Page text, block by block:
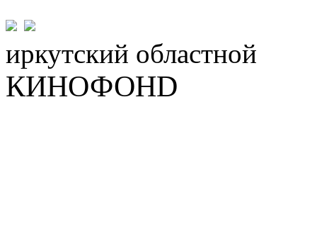
иркутский областной
КИНОФОНD